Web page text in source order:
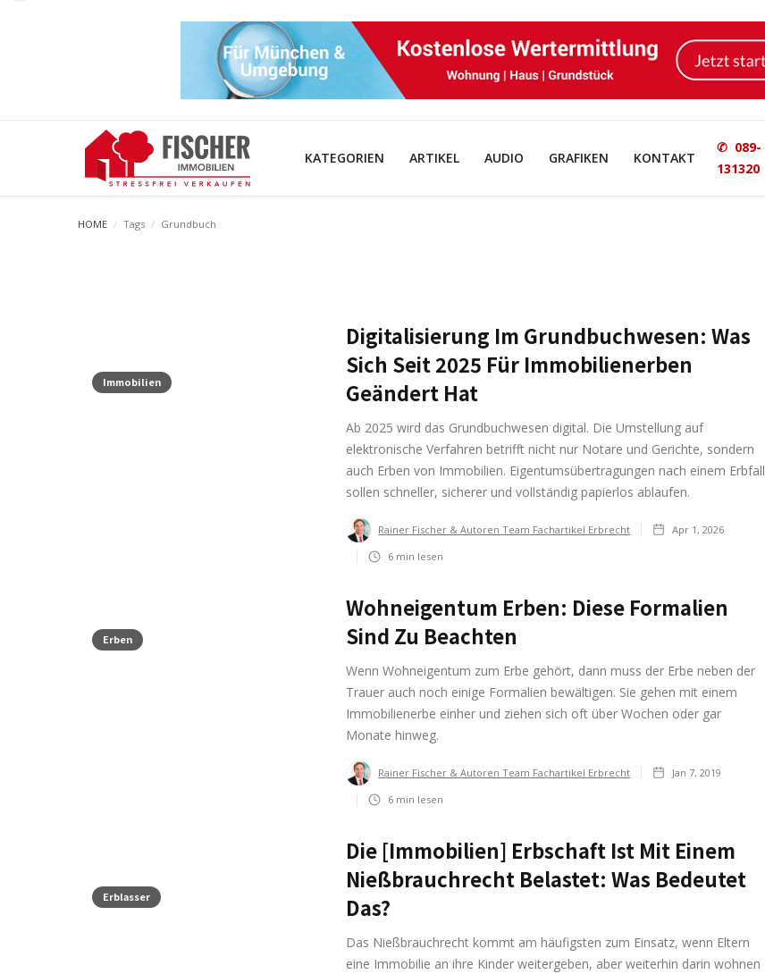
KATEGORIEN ARTIKEL AUDIO GRAFIKEN KONTAKT
✆ 089-
131320
HOME / Tags / Grundbuch
Immobilien
Digitalisierung Im Grundbuchwesen: Was
Sich Seit 2025 Für Immobilienerben
Geändert Hat
Ab 2025 wird das Grundbuchwesen digital. Die Umstellung auf
elektronische Verfahren betrifft nicht nur Notare und Gerichte, sondern
auch Erben von Immobilien. Eigentumsübertragungen nach einem Erbfall
sollen schneller, sicherer und vollständig papierlos ablaufen.
Rainer Fischer & Autoren Team Fachartikel Erbrecht
Apr 1, 2026
6 min lesen
Erben
Wohneigentum Erben: Diese Formalien
Sind Zu Beachten
Wenn Wohneigentum zum Erbe gehört, dann muss der Erbe neben der
Trauer auch noch einige Formalien bewältigen. Sie gehen mit einem
Immobilienerbe einher und ziehen sich oft über Wochen oder gar
Monate hinweg.
Rainer Fischer & Autoren Team Fachartikel Erbrecht
Jan 7, 2019
6 min lesen
Erblasser
Die [Immobilien] Erbschaft Ist Mit Einem
Nießbrauchrecht Belastet: Was Bedeutet
Das?
Das Nießbrauchrecht kommt am häufigsten zum Einsatz, wenn Eltern
eine Immobilie an ihre Kinder weitergeben, aber weiterhin darin wohnen